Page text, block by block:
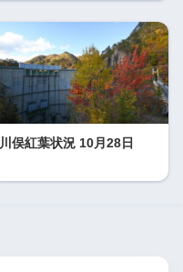
川俣紅葉状況 10月28日